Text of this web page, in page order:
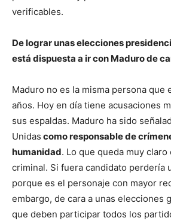
verificables.
De lograr unas elecciones
está dispuesta a ir con Maduro de
Maduro no es la misma persona que
años. Hoy en día tiene acusaciones
sus espaldas. Maduro ha sido
Unidas como responsable de
humanidad. Lo que queda muy
criminal. Si fuera candidato perdería
porque es el personaje con mayor
embargo, de cara a unas elecciones
que deben participar todos los